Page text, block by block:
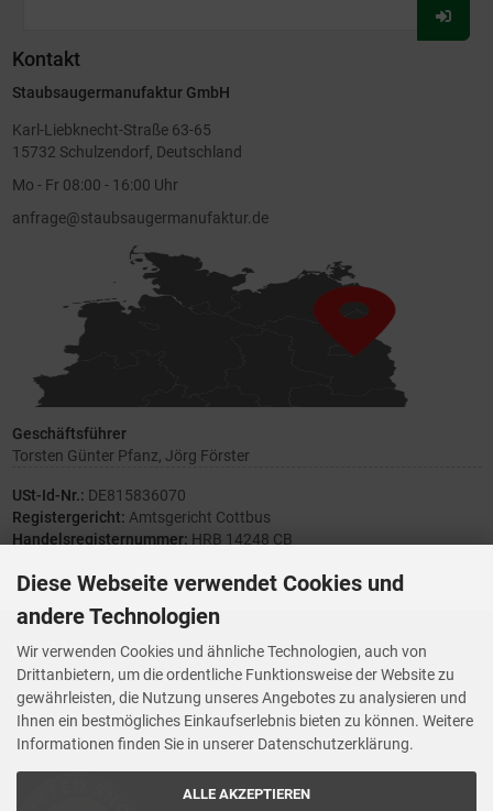
Für
Kontakt
Staubsaugermanufaktur GmbH
Karl-Liebknecht-Straße 63-65
15732 Schulzendorf, Deutschland
Mo - Fr 08:00 - 16:00 Uhr
anfrage@staubsaugermanufaktur.de
Geschäftsführer
Torsten Günter Pfanz, Jörg Förster
USt-Id-Nr.: DE815836070
Registergericht: Amtsgericht Cottbus
Handelsregisternummer: HRB 14248 CB
Ihre Meinung zählt
Vorwerk Ersatzteile
Wenn Ihnen der Service der StaubsaugerManufaktur gefallen hat,
bewerten Sie uns bitte bei Trustedshops.de
Diese Webseite verwendet Cookies und
andere Technologien
Wir verwenden Cookies und ähnliche Technologien, auch von
Drittanbietern, um die ordentliche Funktionsweise der Website zu
gewährleisten, die Nutzung unseres Angebotes zu analysieren und
Ihnen ein bestmögliches Einkaufserlebnis bieten zu können. Weitere
Informationen finden Sie in unserer Datenschutzerklärung.
ALLE AKZEPTIEREN